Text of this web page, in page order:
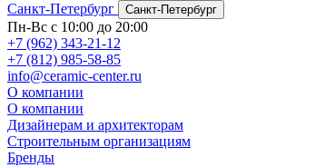
Санкт-Петербург
Санкт-Петербург
Пн-Вс с 10:00 до 20:00
+7 (962) 343-21-12
+7 (812) 985-58-85
info@ceramic-center.ru
О компании
О компании
Дизайнерам и архитекторам
Строительным организациям
Бренды